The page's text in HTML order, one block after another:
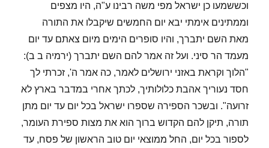
וכששמעו כן ישראל מפי משה רבינו ע"ה, היו מצפים
וממתינים אימתי יבא יום החמשים שיקבלו את התורה
מאת השם יתברך, והיו סופרים הימים מיום צאתם עד יום
מעמד הר סיני. ועל זה אמר להם השם יתברך (ירמיה ב ב):
"הלוך וקראת באזני ירושלים לאמר, כה אמר ה', זכרתי לך
חסד נעוריך אהבת כלולותיך, לכתך אחרי במדבר בארץ לא
זרועה". ובשכר הספירה שספרו ישראל בכל יום עד יום מתן
תורה, תיקן להם הקדוש ברוך הוא את מצות ספירת העומר,
לספור בכל יום, החל ממוצאי יום טוב הראשון של פסח, עד